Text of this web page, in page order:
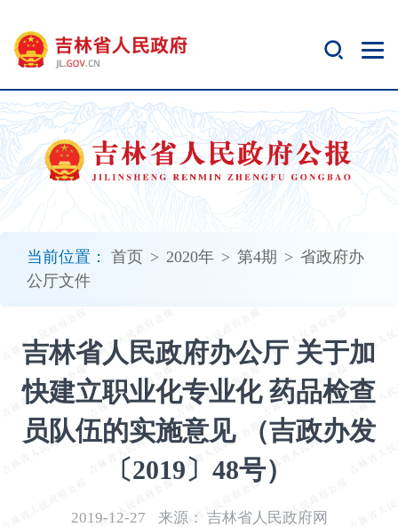
当前位置： 首页 > 2020年 > 第4期 > 省政府办
公厅文件
吉林省人民政府办公厅 关于加
快建立职业化专业化 药品检查
员队伍的实施意见 （吉政办发
〔2019〕48号）
2019-12-27 来源： 吉林省人民政府网
开
无
障
碍
说
明
加